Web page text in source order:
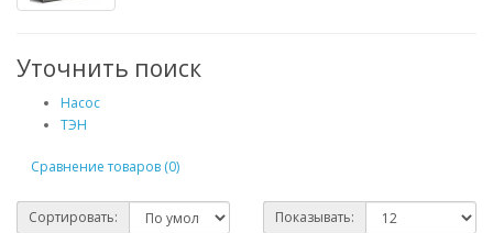
Уточнить поиск
Насос
ТЭН
Сравнение товаров (0)
Сортировать: Показывать: